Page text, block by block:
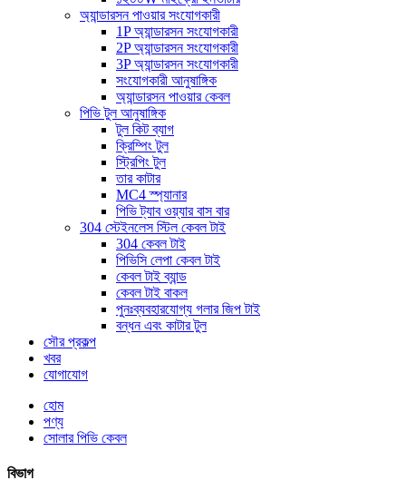
অ্যান্ডারসন পাওয়ার সংযোগকারী
1P অ্যান্ডারসন সংযোগকারী
2P অ্যান্ডারসন সংযোগকারী
3P অ্যান্ডারসন সংযোগকারী
সংযোগকারী আনুষাঙ্গিক
অ্যান্ডারসন পাওয়ার কেবল
পিভি টুল আনুষাঙ্গিক
টুল কিট ব্যাগ
ক্রিম্পিং টুল
স্ট্রিপিং টুল
তার কাটার
MC4 স্প্যানার
পিভি ট্যাব ওয়্যার বাস বার
304 স্টেইনলেস স্টিল কেবল টাই
304 কেবল টাই
পিভিসি লেপা কেবল টাই
কেবল টাই ব্যান্ড
কেবল টাই বাকল
পুনঃব্যবহারযোগ্য গলার জিপ টাই
বন্ধন এবং কাটার টুল
সৌর প্রকল্প
খবর
যোগাযোগ
হোম
পণ্য
সোলার পিভি কেবল
বিভাগ